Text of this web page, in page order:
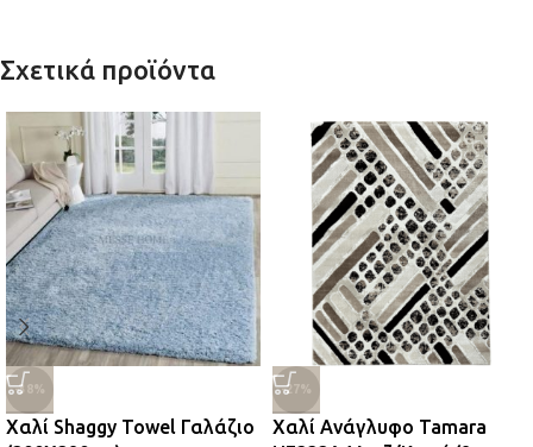
Σχετικά προϊόντα
-38%
Χαλί Shaggy Towel Γαλάζιο
-27%
Χαλί Ανάγλυφο Tamara